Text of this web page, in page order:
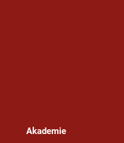
Akademie